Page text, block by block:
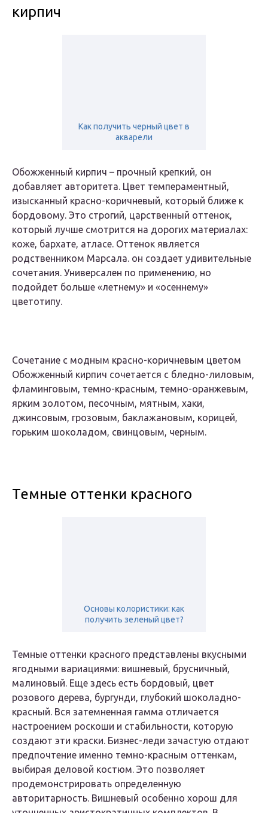
кирпич
Как получить черный цвет в
акварели
Обожженный кирпич – прочный крепкий, он
добавляет авторитета. Цвет темпераментный,
изысканный красно-коричневый, который ближе к
бордовому. Это строгий, царственный оттенок,
который лучше смотрится на дорогих материалах:
коже, бархате, атласе. Оттенок является
родственником Марсала. он создает удивительные
сочетания. Универсален по применению, но
подойдет больше «летнему» и «осеннему»
цветотипу.
Сочетание с модным красно-коричневым цветом
Обожженный кирпич сочетается с бледно-лиловым,
фламинговым, темно-красным, темно-оранжевым,
ярким золотом, песочным, мятным, хаки,
джинсовым, грозовым, баклажановым, корицей,
горьким шоколадом, свинцовым, черным.
Темные оттенки красного
Основы колористики: как
получить зеленый цвет?
Темные оттенки красного представлены вкусными
ягодными вариациями: вишневый, брусничный,
малиновый. Еще здесь есть бордовый, цвет
розового дерева, бургунди, глубокий шоколадно-
красный. Вся затемненная гамма отличается
настроением роскоши и стабильности, которую
создают эти краски. Бизнес-леди зачастую отдают
предпочтение именно темно-красным оттенкам,
выбирая деловой костюм. Это позволяет
продемонстрировать определенную
авторитарность. Вишневый особенно хорош для